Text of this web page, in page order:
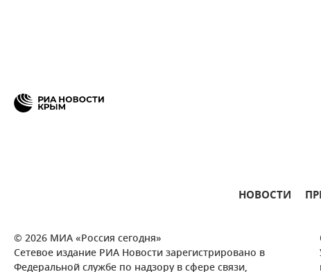
НОВОСТИ
© 2026 МИА «Россия сегодня»
Сетевое издание РИА Новости зарегистрировано в
Федеральной службе по надзору в сфере связи,